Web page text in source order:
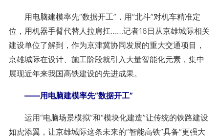
用电脑建模率先“数据开工”，用“北斗”对机车精准定
位，用机器手臂代替人拉肩扛……记者16日从京雄城际相关
建设单位了解到，作为京津冀协同发展的重大交通项目，
京雄城际在设计、施工阶段就引入大量智能化元素，集中
展现近年来我国高铁建设的先进成果。
——用电脑建模率先“数据开工”
运用“电脑场景模拟”和“模块化建造”让传统的铁路建设
如虎添翼，让京雄城际这条未来的“智能高铁”具备“更强大